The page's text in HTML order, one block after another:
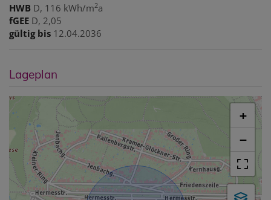
HWB D, 116 kWh/m2a
fGEE D, 2,05
gültig bis 12.04.2036
Lageplan
+
−